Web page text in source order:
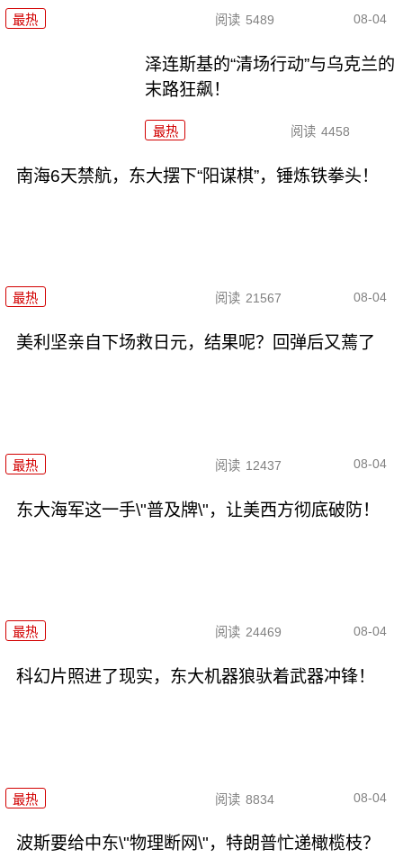
最热 阅读 5489 08-04
泽连斯基的“清场行动”与乌克兰的
末路狂飙！
最热 阅读 4458
南海6天禁航，东大摆下“阳谋棋”，锤炼铁拳头！
最热 阅读 21567 08-04
美利坚亲自下场救日元，结果呢？回弹后又蔫了
最热 阅读 12437 08-04
东大海军这一手\"普及牌\"，让美西方彻底破防！
最热 阅读 24469 08-04
科幻片照进了现实，东大机器狼驮着武器冲锋！
最热 阅读 8834 08-04
波斯要给中东\"物理断网\"，特朗普忙递橄榄枝？